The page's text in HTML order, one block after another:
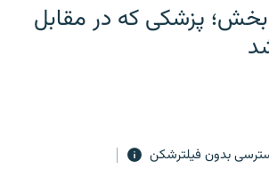
پزشکی که در مقابل
بدون فیلترشکن